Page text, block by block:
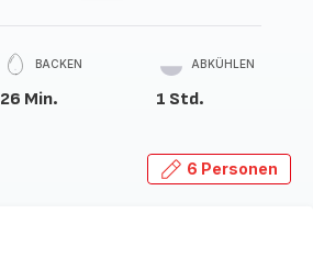
BACKEN
26 Min.
ABKÜHLEN
1 Std.
6 Personen